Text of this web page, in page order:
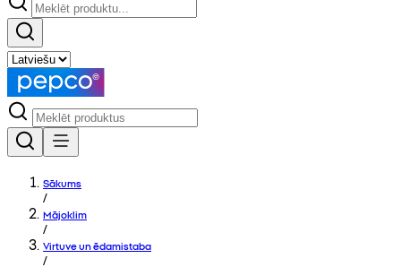
Sākums
/
Mājoklim
/
Virtuve un ēdamistaba
/